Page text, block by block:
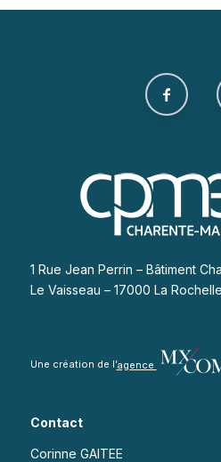
1 Rue Jean Perrin – Bâtiment
Le Vaisseau – 17000 La Rochelle
Une création de l’agence
Contact
Corinne GAITEE